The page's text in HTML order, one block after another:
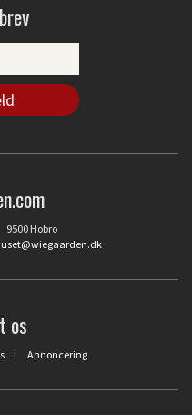
Hobro
os
| Annoncering